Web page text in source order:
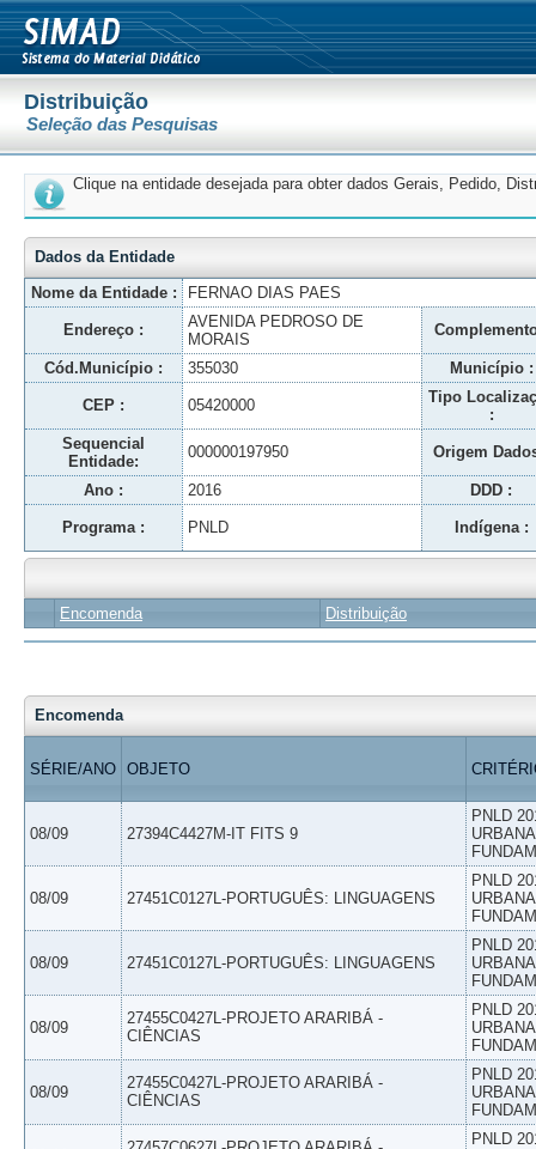
Distribuição
Seleção das Pesquisas
Clique na entidade desejada para obter dados Gerais, Pedido,
Dados da Entidade
Nome da Entidade :
FERNAO DIAS PAES
Endereço :
AVENIDA PEDROSO DE
MORAIS
Cód.Município : 355030 Município :
CEP : 05420000
Tipo
:
Sequencial
Entidade:
000000197950 Origem
Ano : 2016 DDD :
Programa : PNLD Indígena :
Encomenda Distribuição
Encomenda
SÉRIE/ANO OBJETO
08/09 27394C4427M-IT FITS 9
PNLD
08/09 27451C0127L-PORTUGUÊS: LINGUAGENS
PNLD
08/09 27451C0127L-PORTUGUÊS: LINGUAGENS
PNLD
08/09
27455C0427L-PROJETO ARARIBÁ -
CIÊNCIAS
PNLD
08/09
27455C0427L-PROJETO ARARIBÁ -
CIÊNCIAS
PNLD
PNLD